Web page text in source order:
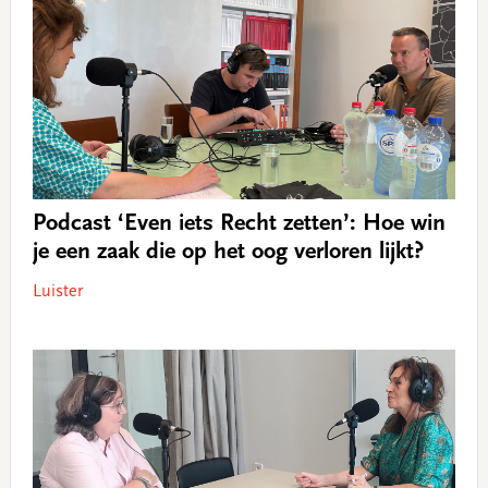
Podcast ‘Even iets Recht zetten’: Hoe win
je een zaak die op het oog verloren lijkt?
Luister